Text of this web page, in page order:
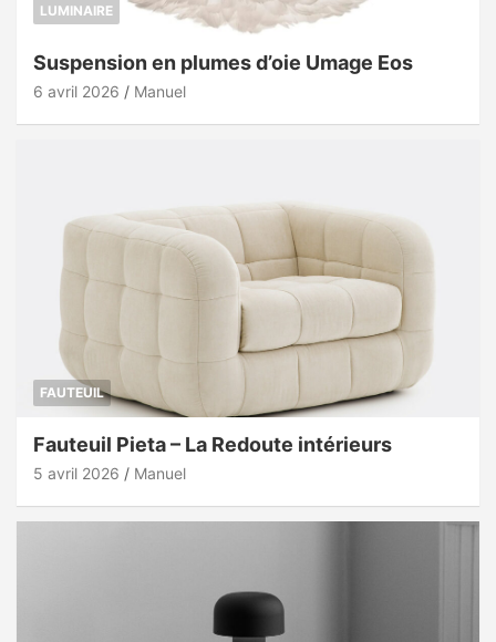
LUMINAIRE
Suspension en plumes d’oie Umage Eos
6 avril 2026 Manuel
FAUTEUIL
Fauteuil Pieta – La Redoute intérieurs
5 avril 2026 Manuel